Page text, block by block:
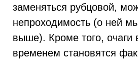
заменяться рубцовой,
непроходимость (о ней
выше). Кроме того, очаги
временем становятся